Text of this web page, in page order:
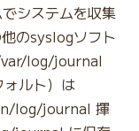
システムを収集
のsyslogソフト
var/log/journal
ルト）は
log/journal 揮